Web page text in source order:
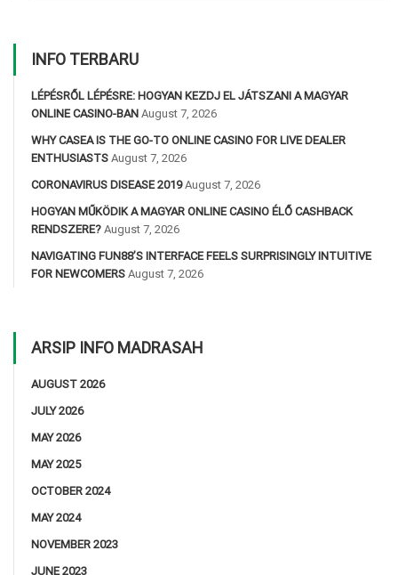
INFO TERBARU
LÉPÉSRŐL LÉPÉSRE: HOGYAN KEZDJ EL JÁTSZANI A MAGYAR
ONLINE CASINO-BAN August 7, 2026
WHY CASEA IS THE GO-TO ONLINE CASINO FOR LIVE DEALER
ENTHUSIASTS August 7, 2026
CORONAVIRUS DISEASE 2019 August 7, 2026
HOGYAN MŰKÖDIK A MAGYAR ONLINE CASINO ÉLŐ CASHBACK
RENDSZERE? August 7, 2026
NAVIGATING FUN88’S INTERFACE FEELS SURPRISINGLY INTUITIVE
FOR NEWCOMERS August 7, 2026
ARSIP INFO MADRASAH
AUGUST 2026
JULY 2026
MAY 2026
MAY 2025
OCTOBER 2024
MAY 2024
NOVEMBER 2023
JUNE 2023